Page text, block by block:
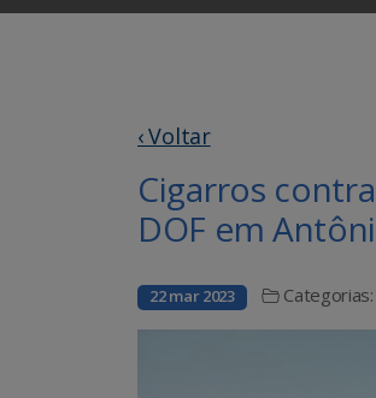
‹ Voltar
Cigarros
DOF em
22 mar 2023 Categorias: